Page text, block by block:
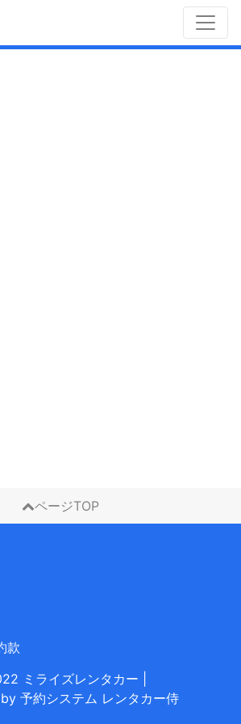
ページTOP
款
ミライズレンタカー
予約システム レンタカー侍